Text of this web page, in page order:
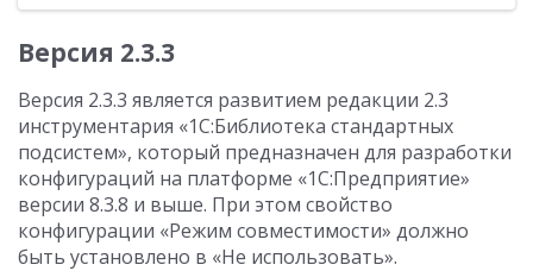
Версия 2.3.3
Версия 2.3.3 является развитием редакции 2.3
инструментария «1С:Библиотека стандартных
подсистем», который предназначен для разработки
конфигураций на платформе «1С:Предприятие»
версии 8.3.8 и выше. При этом свойство
конфигурации «Режим совместимости» должно
быть установлено в «Не использовать».